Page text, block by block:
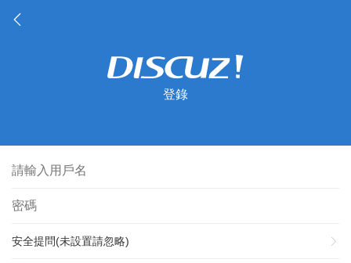
登錄
安全提問(未設置請忽略)